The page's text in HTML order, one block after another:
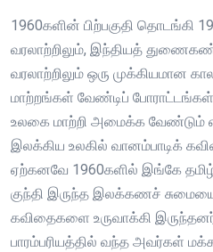
1960களின் பிற்பகுதி தொடங்கி
வரலாற்றிலும், இந்தியத்
வரலாற்றிலும் ஒரு முக்கியமான
மாற்றங்கள் வேண்டிப் போராட்டங்கள்
உலகை மாற்றி அமைக்க வேண்டும்
இலக்கிய உலகில் வானம்பாடிக்
ஏற்கனவே 1960களில் இங்கே
குந்தி இருந்த இலக்கணச் சுமையைத்
கவிதைகளை உருவாக்கி
பாரம்பரியத்தில் வந்த அவர்கள்